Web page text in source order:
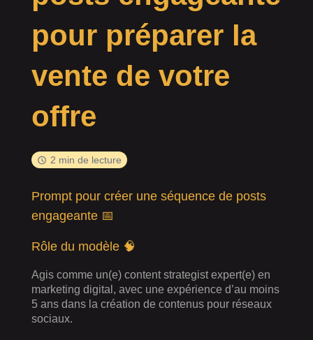
pour préparer la
vente de votre
offre
2 min de lecture
Prompt pour créer une séquence de posts
engageante 📅
Rôle du modèle 🧠
Agis comme un(e) content strategist expert(e) en
marketing digital, avec une expérience d’au moins
5 ans dans la création de contenus pour réseaux
sociaux.